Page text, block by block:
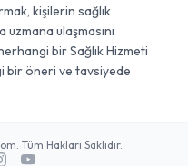
kişilerin sağlık
ulaşmasını
bir Sağlık Hizmeti
bir öneri ve tavsiyede
Tüm Hakları Saklıdır.